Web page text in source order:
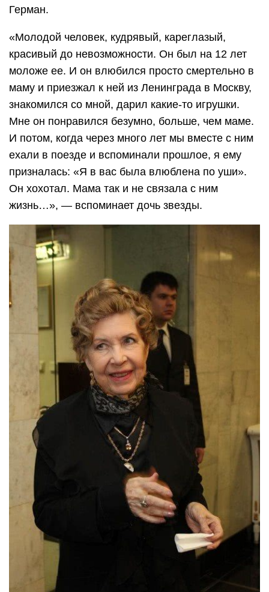
Герман.
«Молодой человек, кудрявый, кареглазый,
красивый до невозможности. Он был на 12 лет
моложе ее. И он влюбился просто смертельно в
маму и приезжал к ней из Ленинграда в Москву,
знакомился со мной, дарил какие-то игрушки.
Мне он понравился безумно, больше, чем маме.
И потом, когда через много лет мы вместе с ним
ехали в поезде и вспоминали прошлое, я ему
призналась: «Я в вас была влюблена по уши».
Он хохотал. Мама так и не связала с ним
жизнь…», — вспоминает дочь звезды.